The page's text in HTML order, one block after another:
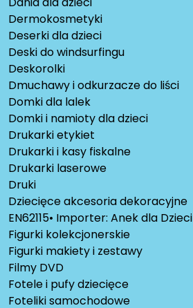
Dermokosmetyki
Deserki dla dzieci
Deski do windsurfingu
Deskorolki
Dmuchawy i odkurzacze do liści
Domki dla lalek
Domki i namioty dla dzieci
Drukarki etykiet
Drukarki i kasy fiskalne
Drukarki laserowe
Druki
Dziecięce akcesoria dekoracyjne
EN62115• Importer: Anek dla Dzieci
Figurki kolekcjonerskie
Figurki makiety i zestawy
Filmy DVD
Fotele i pufy dziecięce
Foteliki samochodowe